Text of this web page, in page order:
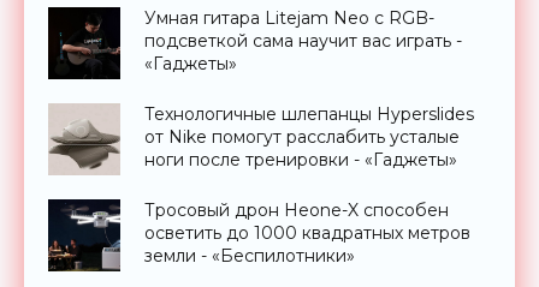
Умная гитара Litejam Neo с RGB-
подсветкой сама научит вас играть -
«Гаджеты»
Технологичные шлепанцы Hyperslides
от Nike помогут расслабить усталые
ноги после тренировки - «Гаджеты»
Тросовый дрон Heone-X способен
осветить до 1000 квадратных метров
земли - «Беспилотники»